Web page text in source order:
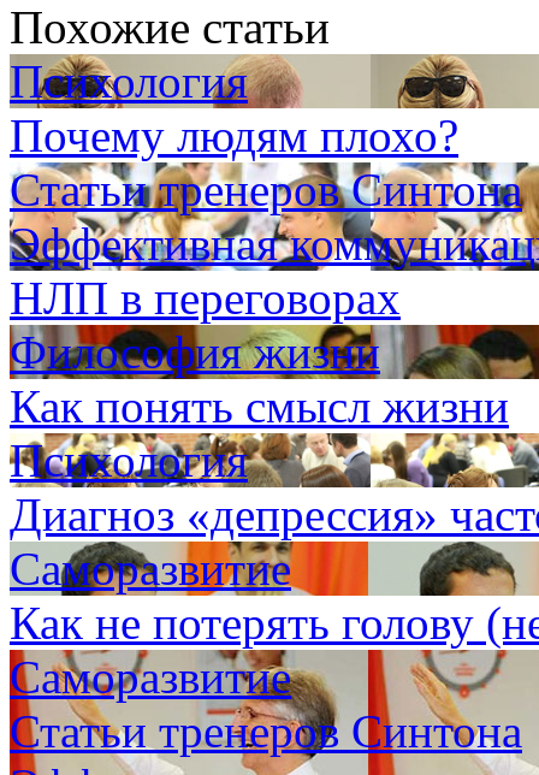
Похожие статьи
Психология
Почему людям плохо?
Статьи тренеров Синтона
Эффективная
НЛП в переговорах
Философия жизни
Как понять смысл жизни
Психология
Диагноз «депрессия»
Саморазвитие
Как не потерять голову
Саморазвитие
Статьи тренеров Синтона